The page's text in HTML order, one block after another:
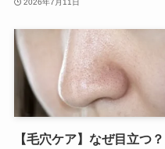
2026年7月11日
【毛穴ケア】なぜ目立つ？